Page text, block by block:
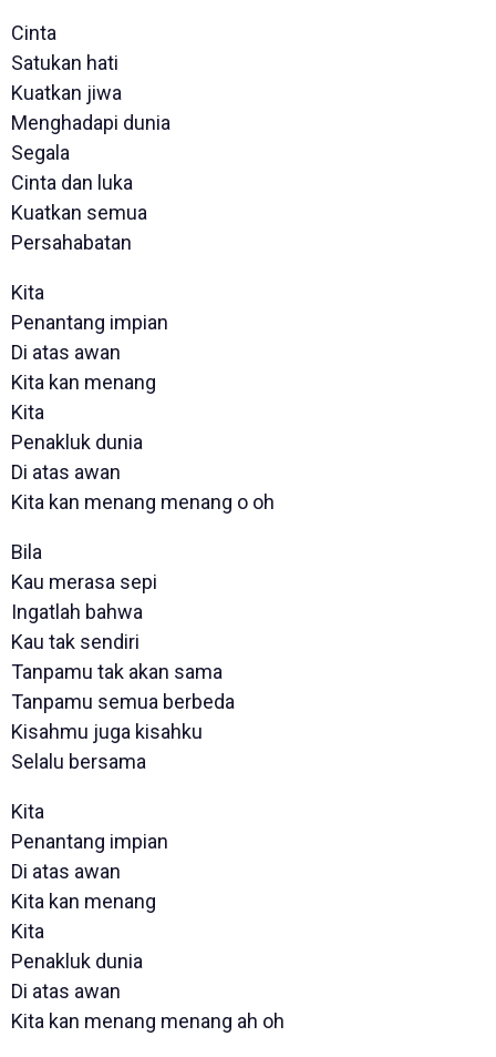
Cinta
Satukan hati
Kuatkan jiwa
Menghadapi dunia
Segala
Cinta dan luka
Kuatkan semua
Persahabatan
Kita
Penantang impian
Di atas awan
Kita kan menang
Kita
Penakluk dunia
Di atas awan
Kita kan menang menang o oh
Bila
Kau merasa sepi
Ingatlah bahwa
Kau tak sendiri
Tanpamu tak akan sama
Tanpamu semua berbeda
Kisahmu juga kisahku
Selalu bersama
Kita
Penantang impian
Di atas awan
Kita kan menang
Kita
Penakluk dunia
Di atas awan
Kita kan menang menang ah oh